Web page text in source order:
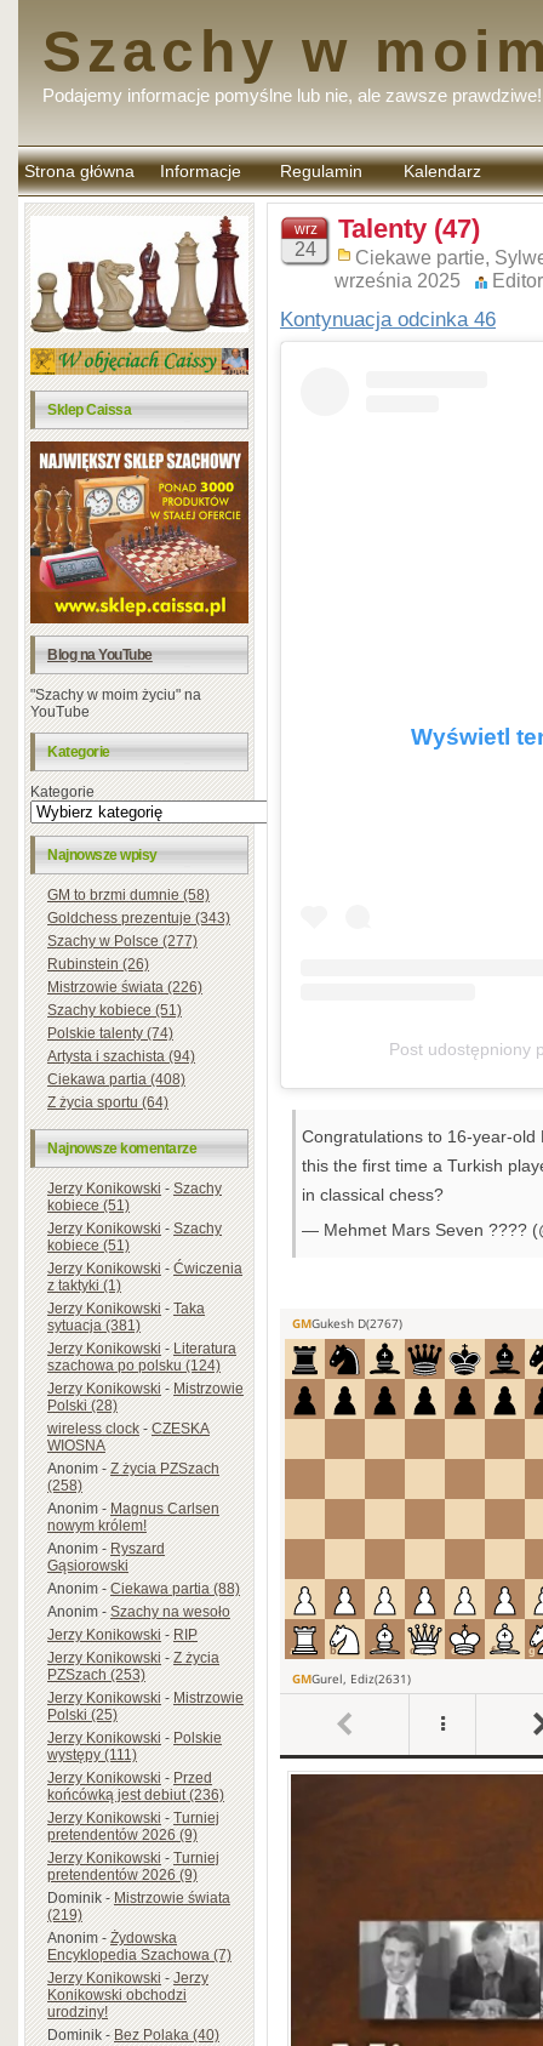
Szachy w
Podajemy informacje pomyślne lub nie, ale zawsze prawdziwe!
Strona główna Informacje Regulamin
komentarzy
Kalendarz
Sklep Caissa
Blog na YouTube
"Szachy w moim życiu" na
YouTube
Kategorie
Kategorie
Najnowsze wpisy
GM to brzmi dumnie (58)
Goldchess prezentuje (343)
Szachy w Polsce (277)
Rubinstein (26)
Mistrzowie świata (226)
Szachy kobiece (51)
Polskie talenty (74)
Artysta i szachista (94)
Ciekawa partia (408)
Z życia sportu (64)
Najnowsze komentarze
Jerzy Konikowski-Szachy
kobiece (51)
Jerzy Konikowski-Szachy
kobiece (51)
Jerzy Konikowski-Ćwiczenia
z taktyki (1)
Jerzy Konikowski-Taka
sytuacja (381)
Jerzy Konikowski-Literatura
szachowa po polsku (124)
Jerzy Konikowski-Mistrzowie
Polski (28)
wireless clock-CZESKA
WIOSNA
Anonim-Z życia PZSzach
(258)
Anonim-Magnus Carlsen
nowym królem!
Anonim-Ryszard
Gąsiorowski
Anonim-Ciekawa partia (88)
Anonim-Szachy na wesoło
Jerzy Konikowski-RIP
Jerzy Konikowski-Z życia
PZSzach (253)
Jerzy Konikowski-Mistrzowie
Polski (25)
Jerzy Konikowski-Polskie
występy (111)
Jerzy Konikowski-Przed
końcówką jest debiut (236)
Jerzy Konikowski-Turniej
pretendentów 2026 (9)
Jerzy Konikowski-Turniej
pretendentów 2026 (9)
Dominik-Mistrzowie świata
(219)
Anonim-Żydowska
Encyklopedia Szachowa (7)
Jerzy Konikowski-Jerzy
Konikowski obchodzi
urodziny!
Dominik-Bez Polaka (40)
wrz
24
Talenty (47)
Ciekawe partie,
września 2025
Editor
Kontynuacja odcinka 46
Wyświetl
Post udostępniony
Congratulations to 16-year-
this the first time a Turkish
in classical chess?
— Mehmet Mars Seven ????